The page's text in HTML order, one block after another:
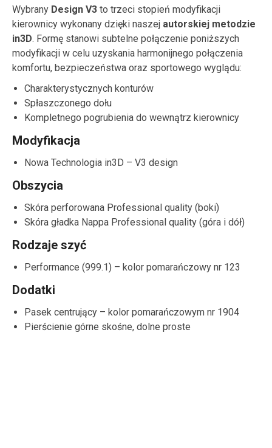
Wybrany Design V3 to trzeci stopień modyfikacji
kierownicy wykonany dzięki naszej autorskiej metodzie
in3D. Formę stanowi subtelne połączenie poniższych
modyfikacji w celu uzyskania harmonijnego połączenia
komfortu, bezpieczeństwa oraz sportowego wyglądu:
Charakterystycznych konturów
Spłaszczonego dołu
Kompletnego pogrubienia do wewnątrz kierownicy
Modyfikacja
Nowa Technologia in3D – V3 design
Obszycia
Skóra perforowana Professional quality (boki)
Skóra gładka Nappa Professional quality (góra i dół)
Rodzaje szyć
Performance (999.1) – kolor pomarańczowy nr 123
Dodatki
Pasek centrujący – kolor pomarańczowym nr 1904
Pierścienie górne skośne, dolne proste